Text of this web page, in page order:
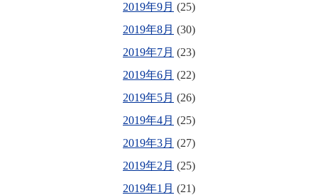
2019年9月 (25)
2019年8月 (30)
2019年7月 (23)
2019年6月 (22)
2019年5月 (26)
2019年4月 (25)
2019年3月 (27)
2019年2月 (25)
2019年1月 (21)